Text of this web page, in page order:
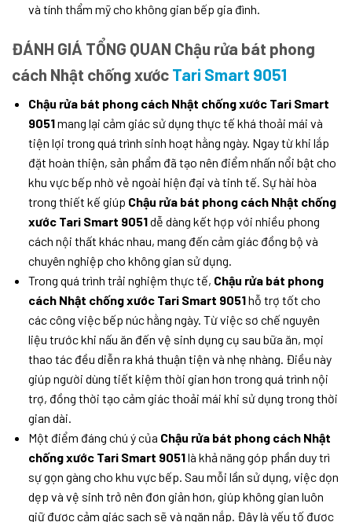
và tính thẩm mỹ cho không gian bếp gia đình.
ĐÁNH GIÁ TỔNG QUAN Chậu rửa bát phong
cách Nhật chống xước Tari Smart 9051
Chậu rửa bát phong cách Nhật chống xước Tari Smart
9051mang lại cảm giác sử dụng thực tế khá thoải mái và
tiện lợi trong quá trình sinh hoạt hằng ngày. Ngay từ khi lắp
đặt hoàn thiện, sản phẩm đã tạo nên điểm nhấn nổi bật cho
khu vực bếp nhờ vẻ ngoài hiện đại và tinh tế. Sự hài hòa
trong thiết kế giúp Chậu rửa bát phong cách Nhật chống
xước Tari Smart 9051dễ dàng kết hợp với nhiều phong
cách nội thất khác nhau, mang đến cảm giác đồng bộ và
chuyên nghiệp cho không gian sử dụng.
Trong quá trình trải nghiệm thực tế, Chậu rửa bát phong
cách Nhật chống xước Tari Smart 9051hỗ trợ tốt cho
các công việc bếp núc hằng ngày. Từ việc sơ chế nguyên
liệu trước khi nấu ăn đến vệ sinh dụng cụ sau bữa ăn, mọi
thao tác đều diễn ra khá thuận tiện và nhẹ nhàng. Điều này
giúp người dùng tiết kiệm thời gian hơn trong quá trình nội
trợ, đồng thời tạo cảm giác thoải mái khi sử dụng trong thời
gian dài.
Một điểm đáng chú ý của Chậu rửa bát phong cách Nhật
chống xước Tari Smart 9051là khả năng góp phần duy trì
sự gọn gàng cho khu vực bếp. Sau mỗi lần sử dụng, việc dọn
dẹp và vệ sinh trở nên đơn giản hơn, giúp không gian luôn
giữ được cảm giác sạch sẽ và ngăn nắp. Đây là yếu tố được